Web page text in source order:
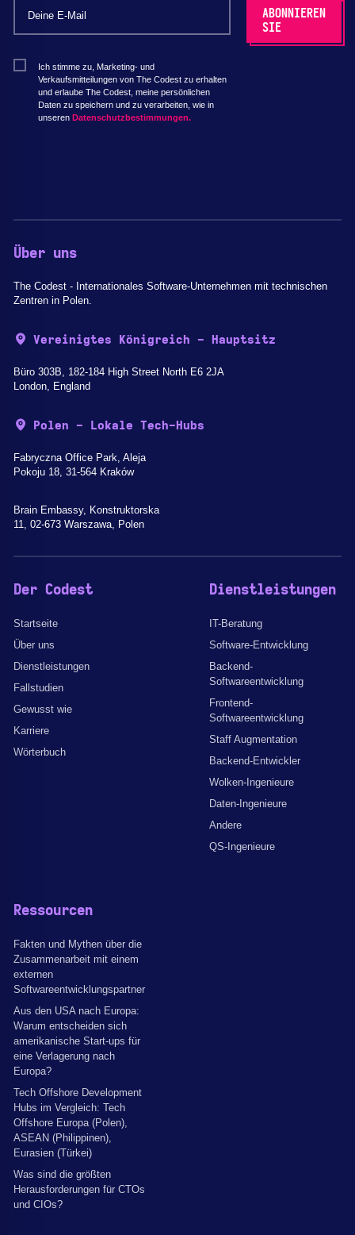
Ich stimme zu, Marketing- und
Verkaufsmitteilungen von The Codest zu erhalten
und erlaube The Codest, meine persönlichen
Daten zu speichern und zu verarbeiten, wie in
unseren Datenschutzbestimmungen.
Über uns
The Codest - Internationales Software-Unternehmen mit technischen
Zentren in Polen.
Vereinigtes Königreich - Hauptsitz
Büro 303B, 182-184 High Street North E6 2JA
London, England
Polen - Lokale Tech-Hubs
Fabryczna Office Park, Aleja
Pokoju 18, 31-564 Kraków
Brain Embassy, Konstruktorska
11, 02-673 Warszawa, Polen
Der Codest
Startseite
Über uns
Dienstleistungen
Fallstudien
Gewusst wie
Karriere
Wörterbuch
Dienstleistungen
IT-Beratung
Software-Entwicklung
Backend-
Softwareentwicklung
Frontend-
Softwareentwicklung
Staff Augmentation
Backend-Entwickler
Wolken-Ingenieure
Daten-Ingenieure
Andere
QS-Ingenieure
Ressourcen
Fakten und Mythen über die
Zusammenarbeit mit einem
externen
Softwareentwicklungspartner
Aus den USA nach Europa:
Warum entscheiden sich
amerikanische Start-ups für
eine Verlagerung nach
Europa?
Tech Offshore Development
Hubs im Vergleich: Tech
Offshore Europa (Polen),
ASEAN (Philippinen),
Eurasien (Türkei)
Was sind die größten
Herausforderungen für CTOs
und CIOs?